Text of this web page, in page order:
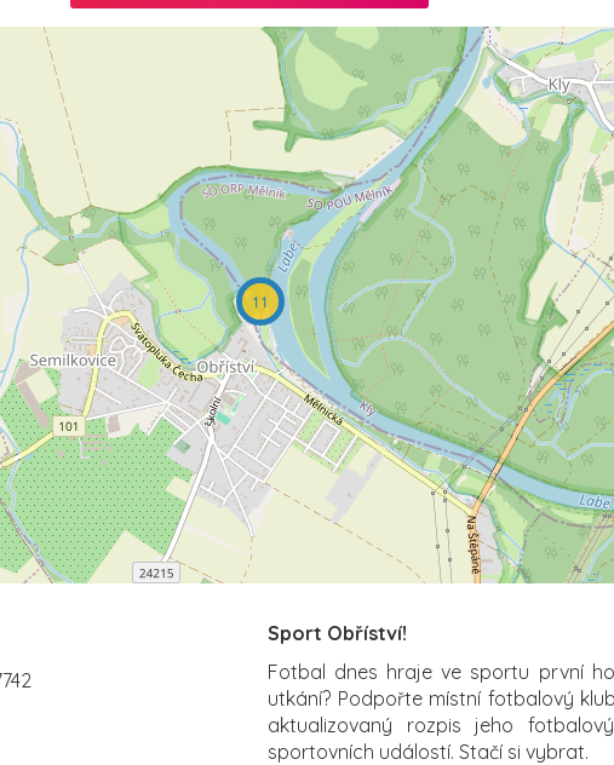
11
Sport Obříství!
Fotbal dnes hraje ve sportu první
utkání? Podpořte místní fotbalový klub
aktualizovaný rozpis jeho
sportovních událostí. Stačí si vybrat.